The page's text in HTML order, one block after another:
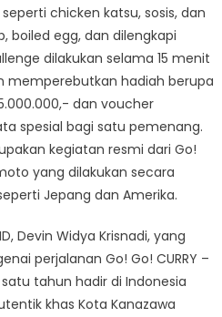
seperti chicken katsu, sosis, dan
boiled egg, dan dilengkapi
dilakukan selama 15 menit
memperebutkan hadiah berupa
dan voucher
spesial bagi satu pemenang.
kegiatan resmi dari Go!
yang dilakukan secara
Jepang dan Amerika.
Devin Widya Krisnadi, yang
perjalanan Go! Go! CURRY –
tahun hadir di Indonesia
khas Kota Kanazawa